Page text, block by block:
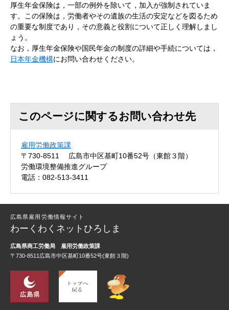
厚生年金保険は，一部の例外を除いて，加入が強制されていま
す。この保険は，労働者やその遺族の生活の安定などを図るため
の重要な制度であり，その意義と役割について正しく理解しまし
ょう。
なお，厚生年金保険や国民年金の制度の詳細や手続については，
日本年金機構にお問い合わせください。
このページに関するお問い合わせ先
雇用労働政策課
〒730-8511
広島市中区基町10番52号（東館３階）
労働環境整備推進グループ
電話：082-513-3411
広島県雇用労働情報サイト
わーくわくネットひろしま
広島県商工労働局
雇用労働政策課
〒730-8511広島市中区基町10番52号(東館３階)